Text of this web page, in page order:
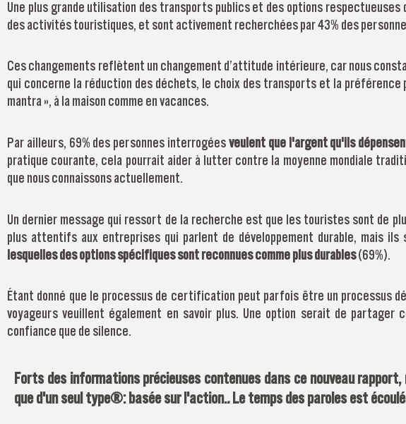
Une plus grande utilisation des transports publics et des options
des activités touristiques, et sont activement recherchées par 43% des
Ces changements reflètent un changement d’attitude intérieure, car nous
qui concerne la réduction des déchets, le choix des transports et la
mantra », à la maison comme en vacances.
Par ailleurs, 69% des personnes interrogéesveulent que l'argent qu'ils
pratique courante, cela pourrait aider à lutter contre la moyenne mondiale
que nous connaissons actuellement.
Un dernier message qui ressort de la recherche est que les touristes sont de
plus attentifs aux entreprises qui parlent de développement durable, mais
lesquelles des options spécifiques sont reconnues comme plus durables(69%).
Étant donné que le processus de certification peut parfois être un processus
voyageurs veuillent également en savoir plus. Une option serait de
confiance que de silence.
Forts des informations précieuses contenues dans ce nouveau
que d'un seul type : basée sur l'action.. Le temps des paroles est